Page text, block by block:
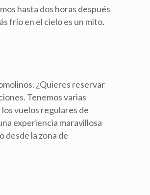
hasta dos horas después
frío en el cielo es un mito.
¿Quieres reservar
Tenemos varias
vuelos regulares de
experiencia maravillosa
desde la zona de